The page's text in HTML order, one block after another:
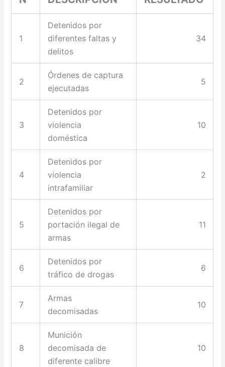
1
Detenidos por
diferentes faltas y
delitos
34
2
Órdenes de captura
ejecutadas
5
3
Detenidos por
violencia
doméstica
10
4
Detenidos por
violencia
intrafamiliar
2
5
Detenidos por
portación ilegal de
armas
11
6
Detenidos por
tráfico de drogas
6
7
Armas
decomisadas
10
8
Munición
decomisada de
diferente calibre
10